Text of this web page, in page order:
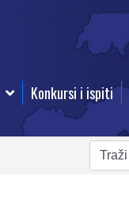
Konkursi i ispiti